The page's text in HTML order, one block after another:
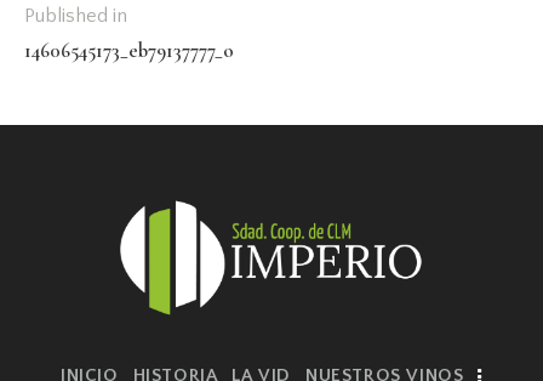
Published in
14606545173_eb79137777_o
INICIO HISTORIA LA VID NUESTROS VINOS